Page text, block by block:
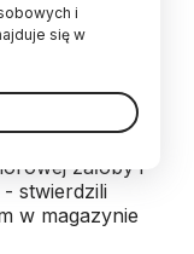
zmian klimatu,
otoczenie
- przyciąga
żałoby i
stwierdzili
w magazynie
i
się w